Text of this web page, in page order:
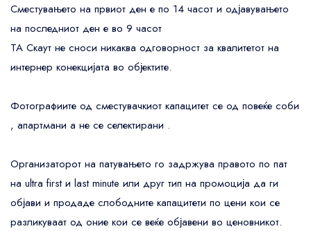
Сместувањето на првиот ден е по 14 часот и одјавувањето
на последниот ден е во 9 часот
ТА Скаут не сноси никаква одговорност за квалитетот на
интернер конекцијата во објектите.
Фотографиите од сместувачкиот капацитет се од повеќе соби
, апартмани а не се селектирани .
Организаторот на патувањето го задржува правото по пат
на ultra first и last minute или друг тип на промоција да ги
објави и продаде слободните капацитети по цени кои се
разликуваат од оние кои се веќе објавени во ценовникот.